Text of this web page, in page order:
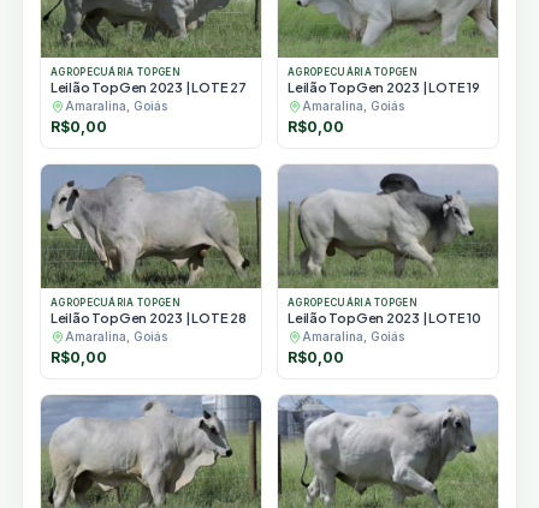
AGROPECUÁRIA TOPGEN
Leilão TopGen 2023 | LOTE 27
Amaralina, Goiás
R$0,00
AGROPECUÁRIA TOPGEN
Leilão TopGen 2023 | LOTE 19
Amaralina, Goiás
R$0,00
AGROPECUÁRIA TOPGEN
Leilão TopGen 2023 | LOTE 28
Amaralina, Goiás
R$0,00
AGROPECUÁRIA TOPGEN
Leilão TopGen 2023 | LOTE 10
Amaralina, Goiás
R$0,00